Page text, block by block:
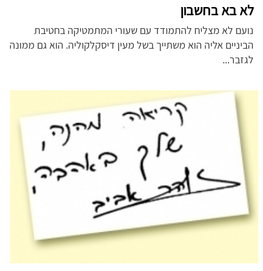
לא בא בחשבון
נועם לא מצליח להתמודד עם שעורי המתמטיקה בחטיבת
הביניים אליה הוא משתייך בשל מעין דיסקלקוליה. הוא גם ממונה
לגזבר...